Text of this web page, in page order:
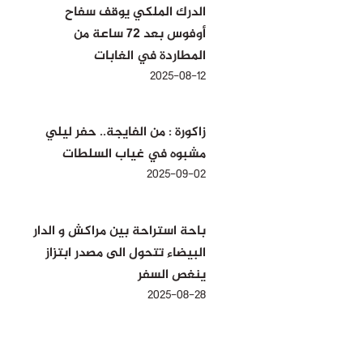
الدرك الملكي يوقف سفاح
أوفوس بعد 72 ساعة من
المطاردة في الغابات
2025-08-12
زاكورة : من الفايجة.. حفر ليلي
مشبوه في غياب السلطات
2025-09-02
باحة استراحة بين مراكش و الدار
البيضاء تتحول الى مصدر ابتزاز
ينغص السفر
2025-08-28